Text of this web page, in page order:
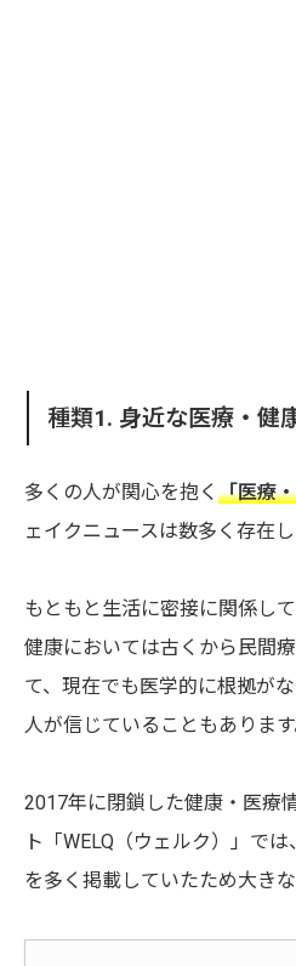
種類1. 身近な医療・健
多くの人が関心を抱く 「医療
ェイクニュースは数多く存在し
もともと生活に密接に関係し
健康においては古くから民間
て、現在でも医学的に根拠が
人が信じていることもあります
2017年に閉鎖した健康・医療
ト「WELQ（ウェルク）」で
を多く掲載していたため大き